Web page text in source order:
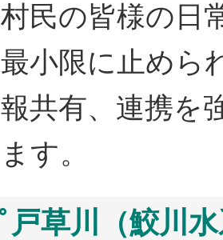
村民の皆様の日
最小限に止めら
報共有、連携を
ます。
戸草川（鮫川